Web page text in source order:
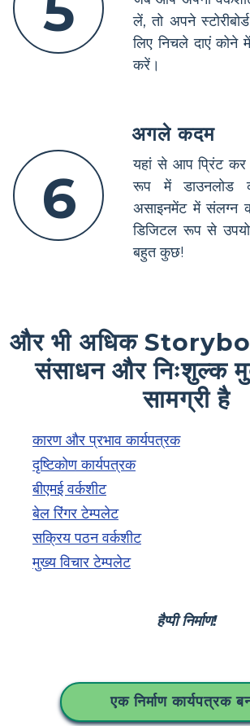
लें, तो अपने
लिए निचले दाएं
करें।
6
अगले कदम
यहां से आप प्रिंट
रूप में
असाइनमेंट में
डिजिटल रूप से
बहुत कुछ!
और भी अधिक
संसाधन और निःशुल्क
सामग्री है
कारण और प्रभाव कार्यपत्रक
दृष्टिकोण कार्यपत्रक
बीएमई वर्कशीट
बेल रिंगर टेम्पलेट
सक्रिय पठन वर्कशीट
मुख्य विचार टेम्पलेट
हैप्पी निर्माण!
एक निर्माण कार्यपत्रक